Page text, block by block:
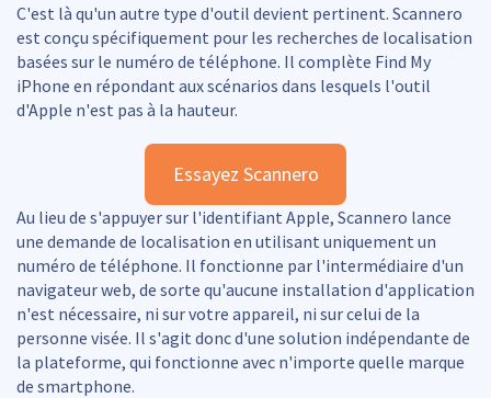
C'est là qu'un autre type d'outil devient pertinent. Scannero
est conçu spécifiquement pour les recherches de localisation
basées sur le numéro de téléphone. Il complète Find My
iPhone en répondant aux scénarios dans lesquels l'outil
d'Apple n'est pas à la hauteur.
Essayez Scannero
Au lieu de s'appuyer sur l'identifiant Apple, Scannero lance
une demande de localisation en utilisant uniquement un
numéro de téléphone. Il fonctionne par l'intermédiaire d'un
navigateur web, de sorte qu'aucune installation d'application
n'est nécessaire, ni sur votre appareil, ni sur celui de la
personne visée. Il s'agit donc d'une solution indépendante de
la plateforme, qui fonctionne avec n'importe quelle marque
de smartphone.